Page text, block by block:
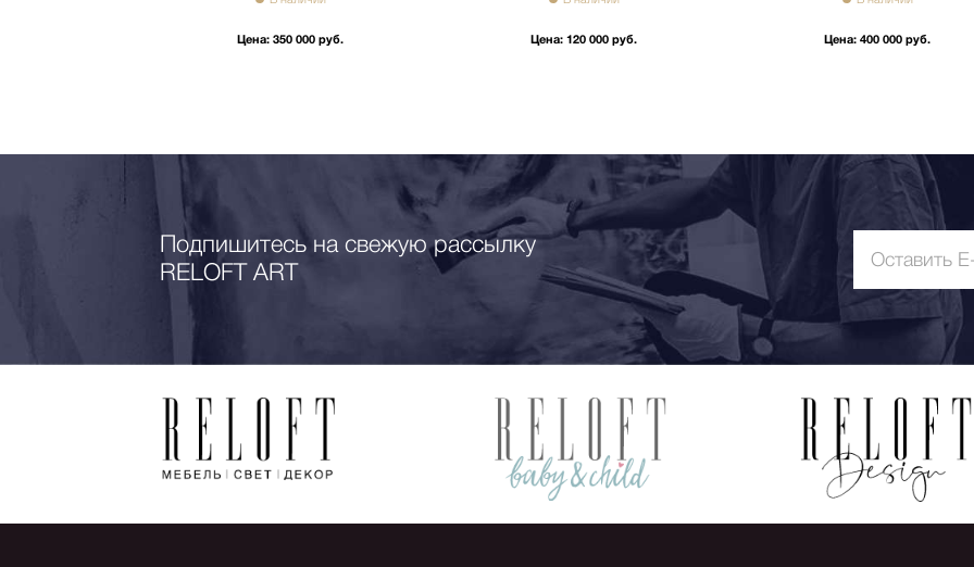
Цена: 350 000 руб. Цена: 120 000 руб. Цена: 400 000 руб.
Подпишитесь на свежую рассылку
RELOFT ART